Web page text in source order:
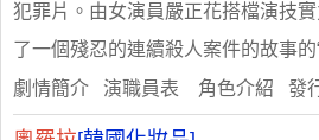
犯罪片。由女演員嚴正花搭檔演技
了一個殘忍的連續殺人案件的故事的
劇情簡介 演職員表 角色介紹 發